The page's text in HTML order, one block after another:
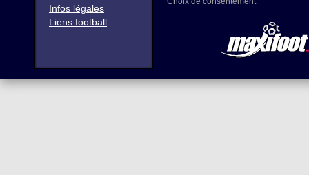
Infos légales
Liens football